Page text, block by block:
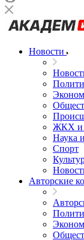
Новости
ЖКХ и
Наука
Спорт
Авторские